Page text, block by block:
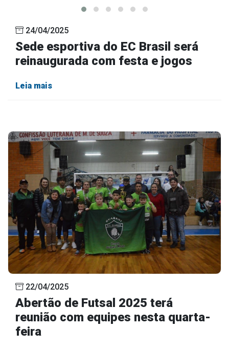
24/04/2025
Sede esportiva do EC Brasil será
reinaugurada com festa e jogos
Leia mais
22/04/2025
Abertão de Futsal 2025 terá
reunião com equipes nesta quarta-
feira